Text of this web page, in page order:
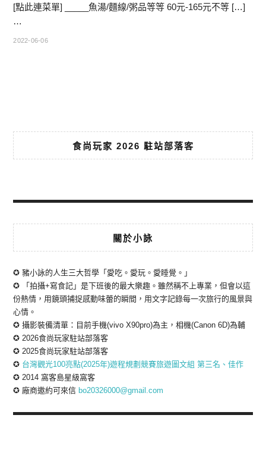
[點此連菜單] _____魚湯/麵線/粥品等等 60元-165元不等 […]
…
2022-06-06
食尚玩家 2026 駐站部落客
關於小詠
✪ 豬小詠的人生三大哲學「愛吃。愛玩。愛睡覺。」
✪ 「拍攝+寫食記」是下班後的最大樂趣。雖然稱不上專業，但會以這
份熱情，用鏡頭捕捉感動味蕾的瞬間，用文字記錄每一次旅行的風景與
心情。
✪ 攝影裝備清單：目前手機(vivo X90pro)為主，相機(Canon 6D)為輔
✪ 2026食尚玩家駐站部落客
✪ 2025食尚玩家駐站部落客
✪ 台灣觀光100亮點(2025年)遊程規劃競賽旅遊圖文組 第三名、佳作
✪ 2014 窩客島星級窩客
✪ 廠商邀約可來信 bo20326000@gmail.com